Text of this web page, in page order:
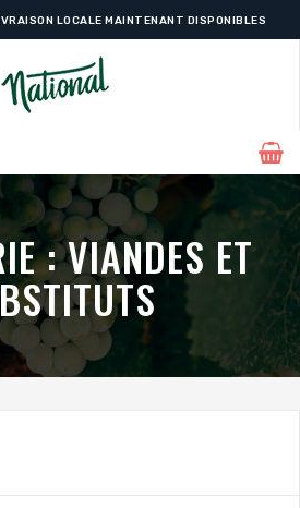
LOCALE MAINTENANT DISPONIBLES
:VIANDES ET